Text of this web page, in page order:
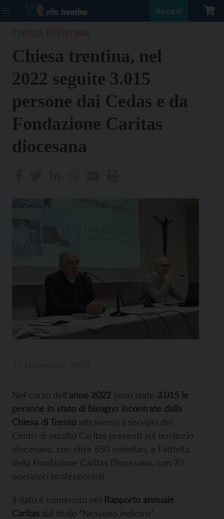
Accedi
Chiesa trentina, nel
2022 seguite 3.015
persone dai Cedas e da
Fondazione Caritas
diocesana
Nel corso dell’anno 2022 sono state 3.015 le
persone in stato di bisogno incontrate dalla
Chiesa di Trento attraverso il servizio dei
Centri di ascolto Caritas presenti sul territorio
diocesano, con oltre 850 volontari, e l’attività
della Fondazione Caritas Diocesana, con 70
operatori professionisti.
Il dato è contenuto nel Rapporto annuale
Caritas dal titolo “Nessuno indietro”